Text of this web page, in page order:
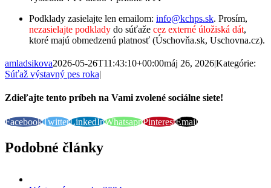
Podklady zasielajte len emailom: info@kchps.sk. Prosím,
nezasielajte podklady do súťaže cez externé úložiská dát,
ktoré majú obmedzenú platnosť (Úschovňa.sk, Uschovna.cz).
amladsikova2026-05-26T11:43:10+00:00máj 26, 2026|Kategórie:
Súťaž výstavný pes roka|
Zdieľajte tento príbeh na Vami zvolené sociálne siete!
FacebookTwitterLinkedInWhatsappPinterestEmail
Podobné články